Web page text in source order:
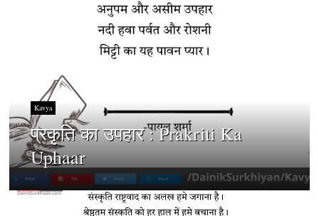
Kavya
प्रकृति का उपहार : Prakriti Ka
Uphaar